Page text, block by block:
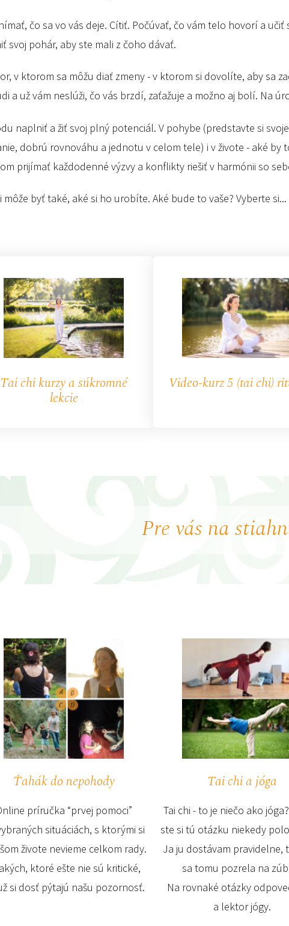
čo sa vo vás deje. Cítiť. Počúvať, čo vám telo hovorí a
svoj pohár, aby ste mali z čoho dávať.
v ktorom sa môžu diať zmeny - v ktorom si dovolíte, aby sa
a už vám neslúži, čo vás brzdí, zaťažuje a možno aj bolí. Na
naplniť a žiť svoj plný potenciál. V pohybe (predstavte si
dobrú rovnováhu a jednotu v celom tele) i v živote - aké
prijímať každodenné výzvy a konflikty riešiť v harmónii so
môže byť také, aké si ho urobíte. Aké bude to vaše? Vyberte si...
Tai chi kurzy a súkromné
lekcie
Video-kurz 5 (tai chi)
Pre vás na
Ťahák do nepohody
príručka “prvej pomoci”
situáciách, s ktorými si
živote nevieme celkom rady.
ktoré ešte nie sú kritické,
si dosť pýtajú našu pozornosť.
Tai chi a jóga
Tai chi - to je niečo ako
ste si tú otázku niekedy
Ja ju dostávam pravidelne,
sa tomu pozrela na
Na rovnaké otázky
a lektor jógy.